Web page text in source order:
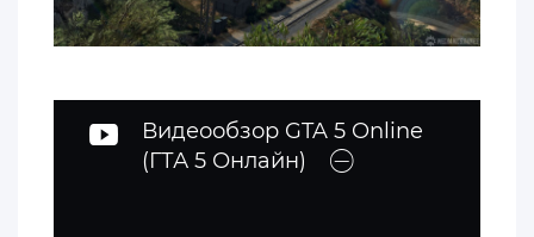
Видеообзор GTA 5 Online
(ГТА 5 Онлайн)